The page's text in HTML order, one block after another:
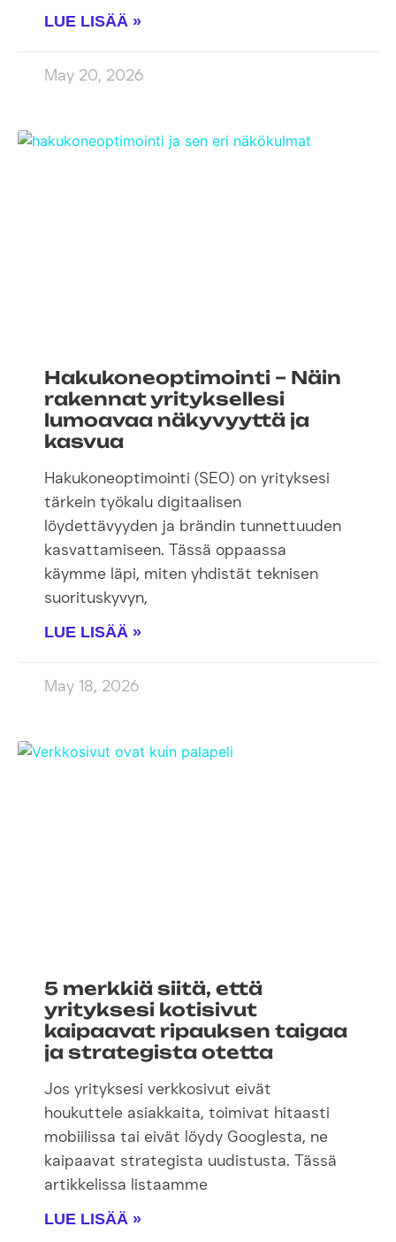
LUE LISÄÄ »
May 20, 2026
Hakukoneoptimointi – Näin
rakennat yrityksellesi
lumoavaa näkyvyyttä ja
kasvua
Hakukoneoptimointi (SEO) on yrityksesi
tärkein työkalu digitaalisen
löydettävyyden ja brändin tunnettuuden
kasvattamiseen. Tässä oppaassa
käymme läpi, miten yhdistät teknisen
suorituskyvyn,
LUE LISÄÄ »
May 18, 2026
5 merkkiä siitä, että
yrityksesi kotisivut
kaipaavat ripauksen taigaa
ja strategista otetta
Jos yrityksesi verkkosivut eivät
houkuttele asiakkaita, toimivat hitaasti
mobiilissa tai eivät löydy Googlesta, ne
kaipaavat strategista uudistusta. Tässä
artikkelissa listaamme
LUE LISÄÄ »